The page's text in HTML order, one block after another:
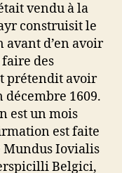
vendu à la
construisit le
d’en avoir
des
prétendit avoir
décembre 1609.
est un mois
est faite
Mundus Iovialis
Belgici,